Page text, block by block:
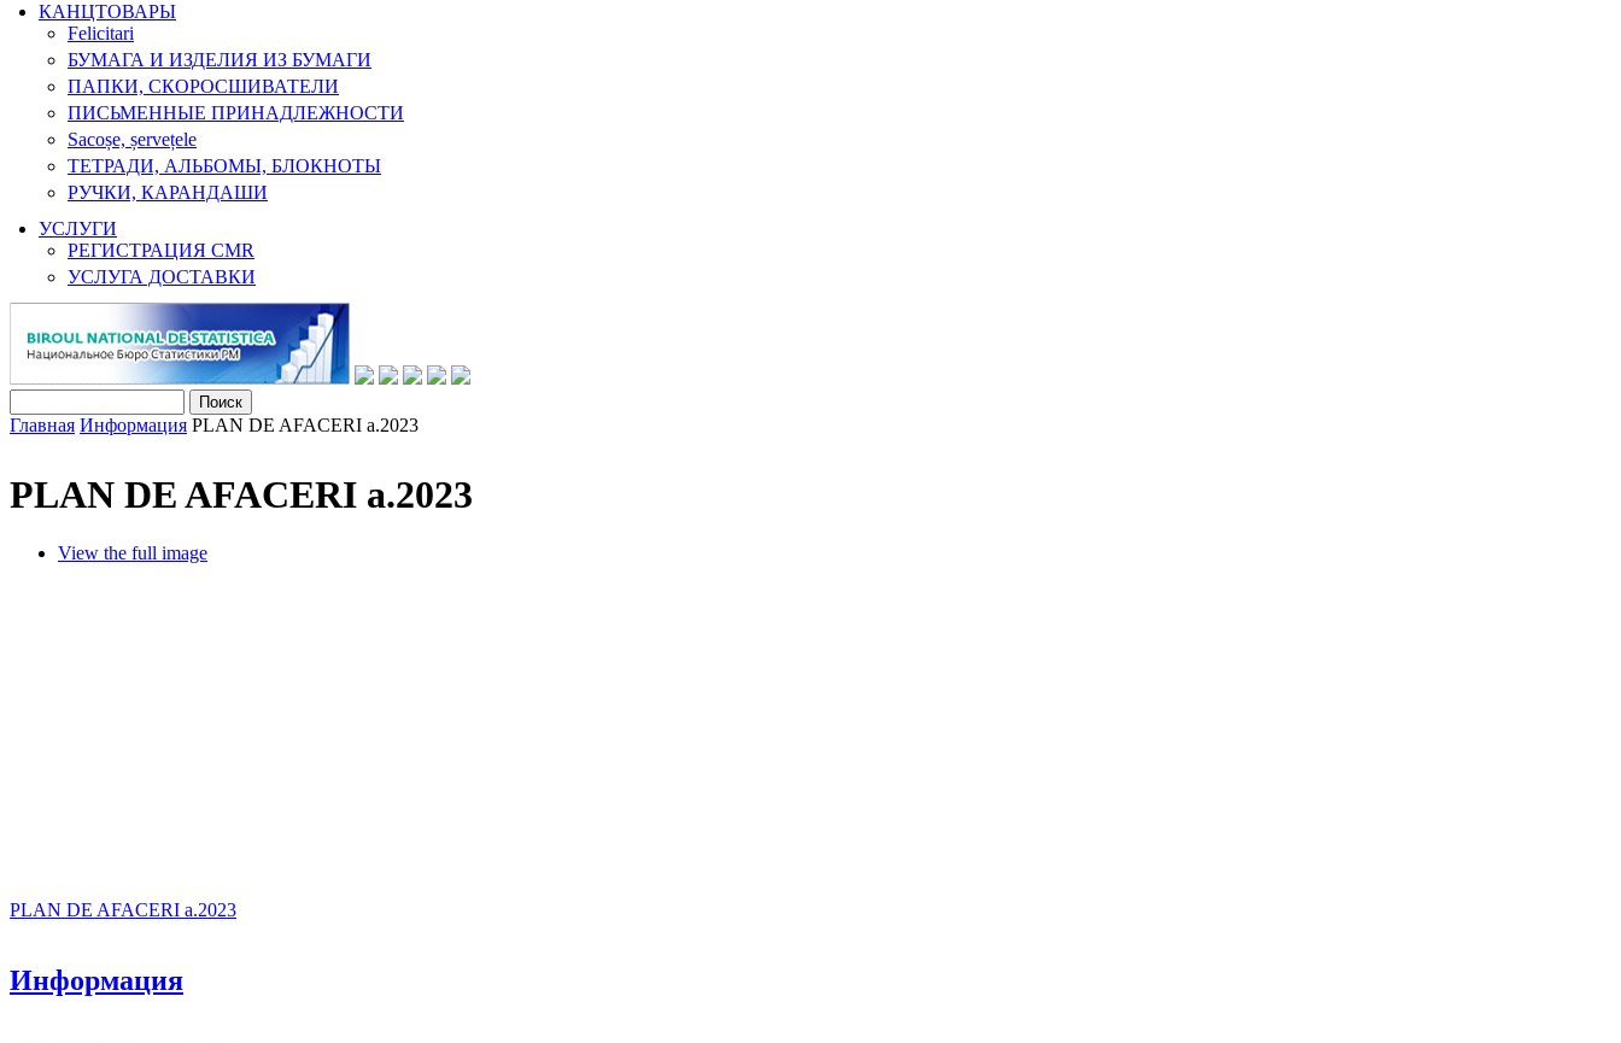
КАНЦТОВАРЫ
Felicitari
БУМАГА И ИЗДЕЛИЯ ИЗ БУМАГИ
ПАПКИ, СКОРОСШИВАТЕЛИ
ПИСЬМЕННЫЕ ПРИНАДЛЕЖНОСТИ
Sacoșe, șervețele
ТЕТРАДИ, АЛЬБОМЫ, БЛОКНОТЫ
РУЧКИ, КАРАНДАШИ
УСЛУГИ
РЕГИСТРАЦИЯ CMR
УСЛУГА ДОСТАВКИ
Форма поиска
Главная Информация PLAN DE AFACERI a.2023
PLAN DE AFACERI a.2023
View the full image
PLAN DE AFACERI a.2023
Информация